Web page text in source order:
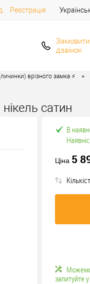
Реєстрація
Замовити
дзвінок
врізного замка ⚡️ •
сатин
В
Ціна 5
Можемо
запитуйте